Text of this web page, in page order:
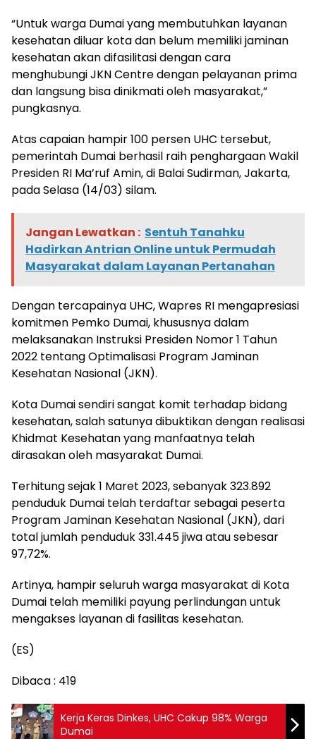
“Untuk warga Dumai yang membutuhkan layanan
kesehatan diluar kota dan belum memiliki jaminan
kesehatan akan difasilitasi dengan cara
menghubungi JKN Centre dengan pelayanan prima
dan langsung bisa dinikmati oleh masyarakat,”
pungkasnya.
Atas capaian hampir 100 persen UHC tersebut,
pemerintah Dumai berhasil raih penghargaan Wakil
Presiden RI Ma’ruf Amin, di Balai Sudirman, Jakarta,
pada Selasa (14/03) silam.
Jangan Lewatkan : Sentuh Tanahku
Hadirkan Antrian Online untuk Permudah
Masyarakat dalam Layanan Pertanahan
Dengan tercapainya UHC, Wapres RI mengapresiasi
komitmen Pemko Dumai, khususnya dalam
melaksanakan Instruksi Presiden Nomor 1 Tahun
2022 tentang Optimalisasi Program Jaminan
Kesehatan Nasional (JKN).
Kota Dumai sendiri sangat komit terhadap bidang
kesehatan, salah satunya dibuktikan dengan realisasi
Khidmat Kesehatan yang manfaatnya telah
dirasakan oleh masyarakat Dumai.
Terhitung sejak 1 Maret 2023, sebanyak 323.892
penduduk Dumai telah terdaftar sebagai peserta
Program Jaminan Kesehatan Nasional (JKN), dari
total jumlah penduduk 331.445 jiwa atau sebesar
97,72%.
Artinya, hampir seluruh warga masyarakat di Kota
Dumai telah memiliki payung perlindungan untuk
mengakses layanan di fasilitas kesehatan.
(ES)
Dibaca : 419
Kerja Keras Dinkes, UHC Cakup 98% Warga
Dumai